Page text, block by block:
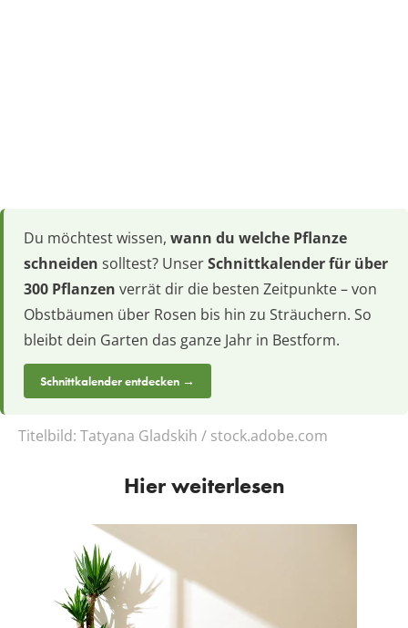
Du möchtest wissen, wann du welche Pflanze
schneiden solltest? UnserSchnittkalender für über
300 Pflanzen verrät dir die besten Zeitpunkte – von
Obstbäumen über Rosen bis hin zu Sträuchern. So
bleibt dein Garten das ganze Jahr in Bestform.
Schnittkalender entdecken →
Titelbild: Tatyana Gladskih / stock.adobe.com
Hier weiterlesen